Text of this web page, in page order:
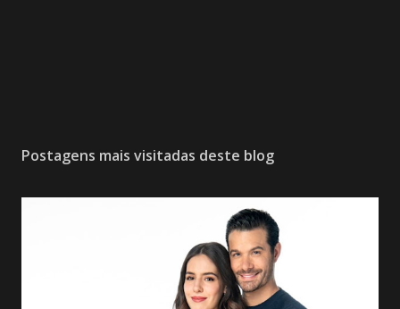
Postagens mais visitadas deste blog